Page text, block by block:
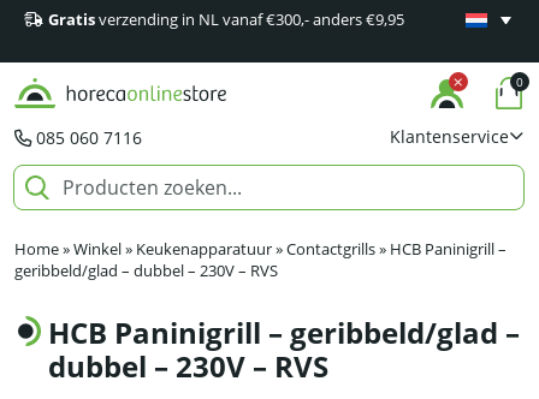
Gratisverzending in NL vanaf €300,- anders €9,95
Minimaal
085 060 7116 Klantenservice
0
Home»Winkel» Keukenapparatuur»Contactgrills» HCB Paninigrill –
geribbeld/glad – dubbel – 230V – RVS
HCB Paninigrill – geribbeld/glad –
dubbel – 230V – RVS